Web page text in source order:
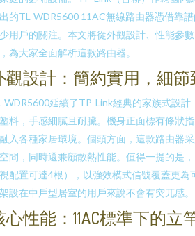
的TL-WDR5600 11AC無線路由器憑借靠
用戶的關注。本文將從外觀設計、性能參
為大家全面解析這款路由器。
觀設計：簡約實用，細節
WDR5600延續了TP-Link經典的家族式設
料，手感細膩且耐臟。機身正面標有條狀
入各種家居環境。個頭方面，這款路由器
間，同時還兼顧散熱性能。值得一提的是
配置可達4根），以強效模式信號覆蓋更為
設在中戶型居室的用戶來說不會有突兀感。
心性能：11AC標準下的